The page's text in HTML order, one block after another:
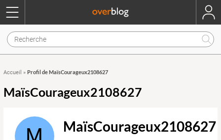
Accueil » Profil de MaïsCourageux2108627
MaïsCourageux2108627
MaïsCourageux2108627